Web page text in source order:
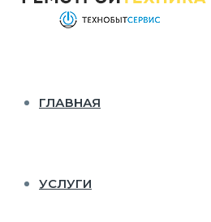
ГЛАВНАЯ
УСЛУГИ